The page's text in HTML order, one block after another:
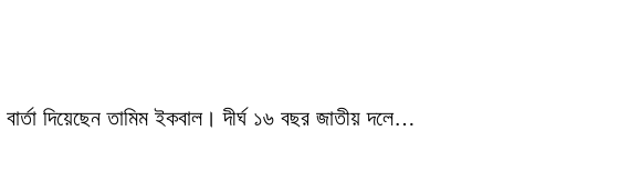
দিয়েছেন তামিম ইকবাল। দীর্ঘ ১৬ বছর জাতীয় দলে…